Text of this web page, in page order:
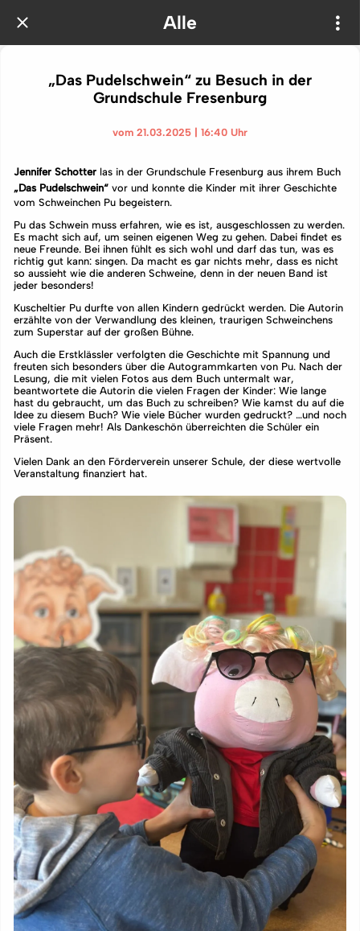
Alle
„Das Pudelschwein“ zu Besuch in der
Grundschule Fresenburg
vom 21.03.2025 | 16:40 Uhr
Jennifer Schotter las in der Grundschule Fresenburg aus ihrem Buch
„Das Pudelschwein“ vor und konnte die Kinder mit ihrer Geschichte
vom Schweinchen Pu begeistern.
Pu das Schwein muss erfahren, wie es ist, ausgeschlossen zu werden.
Es macht sich auf, um seinen eigenen Weg zu gehen. Dabei findet es
neue Freunde. Bei ihnen fühlt es sich wohl und darf das tun, was es
richtig gut kann: singen. Da macht es gar nichts mehr, dass es nicht
so aussieht wie die anderen Schweine, denn in der neuen Band ist
jeder besonders!
Kuscheltier Pu durfte von allen Kindern gedrückt werden. Die Autorin
erzählte von der Verwandlung des kleinen, traurigen Schweinchens
zum Superstar auf der großen Bühne.
Auch die Erstklässler verfolgten die Geschichte mit Spannung und
freuten sich besonders über die Autogrammkarten von Pu. Nach der
Lesung, die mit vielen Fotos aus dem Buch untermalt war,
beantwortete die Autorin die vielen Fragen der Kinder: Wie lange
hast du gebraucht, um das Buch zu schreiben? Wie kamst du auf die
Idee zu diesem Buch? Wie viele Bücher wurden gedruckt? …und noch
viele Fragen mehr! Als Dankeschön überreichten die Schüler ein
Präsent.
Vielen Dank an den Förderverein unserer Schule, der diese wertvolle
Veranstaltung finanziert hat.